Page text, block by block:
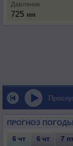
Давление
725 мм
ПРОГНОЗ
6 чт 6 чт 7